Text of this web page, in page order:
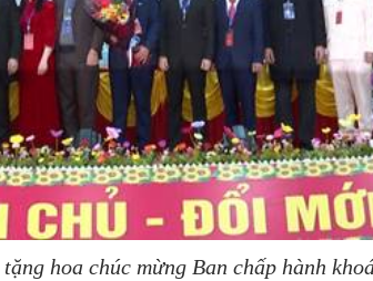
hoa chúc mừng Ban chấp hành